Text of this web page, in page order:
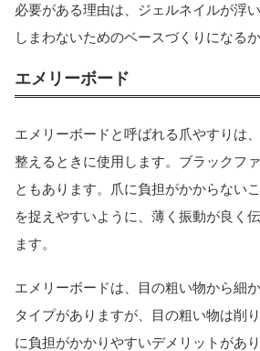
必要がある理由は、ジェルネイルが浮
しまわないためのベースづくりになるか
エメリーボード
エメリーボードと呼ばれる爪やすりは
整えるときに使用します。ブラックフ
ともあります。爪に負担がかからない
を捉えやすいように、薄く振動が良く
ます。
エメリーボードは、目の粗い物から細
タイプがありますが、目の粗い物は削
に負担がかかりやすいデメリットがあ